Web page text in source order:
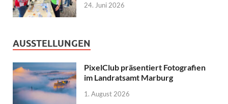
24. Juni 2026
AUSSTELLUNGEN
PixelClub präsentiert Fotografien
im Landratsamt Marburg
1. August 2026